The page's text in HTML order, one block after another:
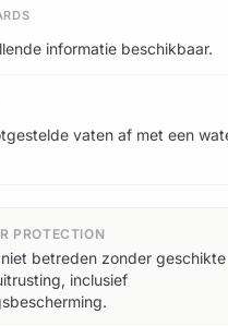
informatie beschikbaar.
vaten af met een
PROTECTION
betreden zonder geschikte
inclusief